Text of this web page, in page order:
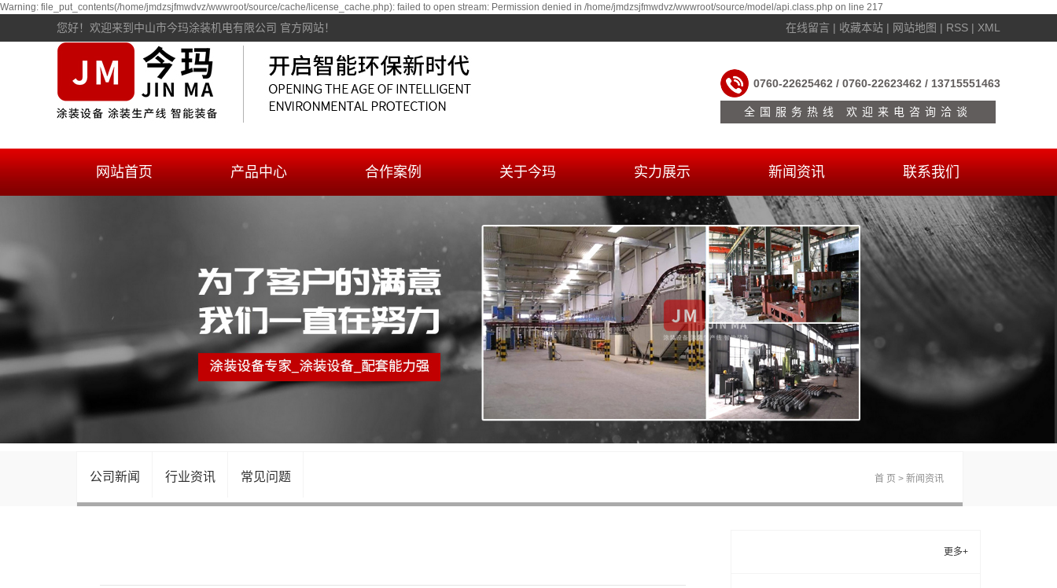
Warning: file_put_contents(/home/jmdzsjfmwdvz/wwwroot/source/cache/license_cache.php): failed to open stream: Permission denied in /home/jmdzsjfmwdvz/wwwroot/source/model/api.class.php on line 217
您好！欢迎来到中山市今玛涂装机电有限公司 官方网站！ 在线留言 | 收藏本站 | 网站地图 | RSS | XML
0760-22625462 / 0760-22623462 / 13715551463
全国服务热线 欢迎来电咨询洽谈
网站首页 产品中心
环保集烟浇铸线
废气处理设备
合作案例 关于今玛
服务体系
资质荣誉
实力展示 新闻资讯
公司新闻
行业资讯
常见问题
联系我们
联系
在线留言
公司新闻 行业资讯 常见问题 首 页 > 新闻资讯
更多+